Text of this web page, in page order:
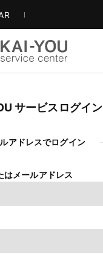
サービスログイン
アドレスでログイン
はメールアドレス